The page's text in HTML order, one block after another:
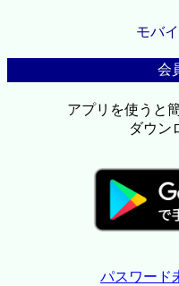
モバ
会
アプリを使うと
ダウン
パスワード